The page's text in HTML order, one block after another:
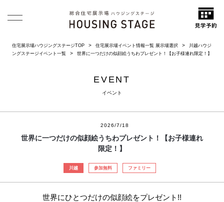
住宅展示場ハウジングステージTOP 住宅展示場イベント情報一覧 展示場選択
川越ハウジ
ングステージイベント一覧
世界に一つだけの似顔絵うちわプレゼント！【お子様連れ限定！】
EVENT
イベント
2026/7/18
世界に一つだけの似顔絵うちわプレゼント！【お子様連れ
限定！】
川越 参加無料 ファミリー
世界にひとつだけの似顔絵をプレゼント!!